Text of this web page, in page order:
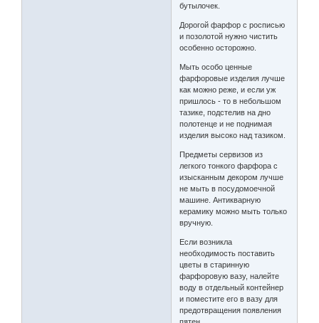
бутылочек.
Дорогой фарфор с росписью
и позолотой нужно чистить
особенно осторожно.
Мыть особо ценные
фарфоровые изделия лучше
как можно реже, и если уж
пришлось - то в небольшом
тазике, подстелив на дно
полотенце и не поднимая
изделия высоко над тазиком.
Предметы сервизов из
легкого тонкого фарфора с
изысканным декором лучше
не мыть в посудомоечной
машине. Антикварную
керамику можно мыть только
вручную.
Если возникла
необходимость поставить
цветы в старинную
фарфоровую вазу, налейте
воду в отдельный контейнер
и поместите его в вазу для
предотвращения появления